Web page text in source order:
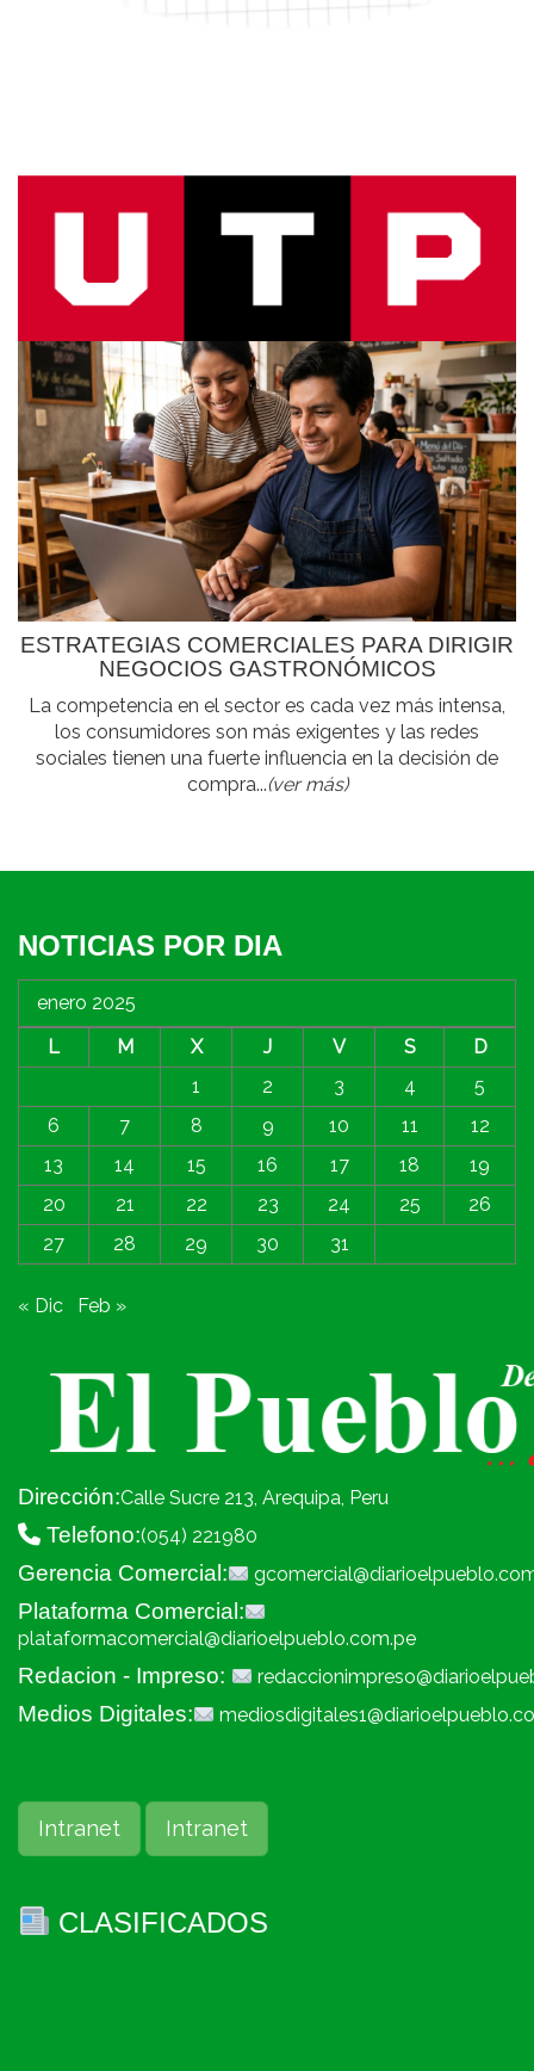
ESTRATEGIAS COMERCIALES PARA DIRIGIR
NEGOCIOS GASTRONÓMICOS
La competencia en el sector es cada vez más intensa,
los consumidores son más exigentes y las redes
sociales tienen una fuerte influencia en la decisión de
compra...(ver más)
NOTICIAS POR DIA
enero 2025
L
M X J V S
D
1
2 3 4
5
6
7 8 9 10 11
12
13
14 15 16 17 18
19
20
21 22 23 24 25
26
27
28 29 30 31
« Dic Feb »
Dirección:Calle Sucre 213, Arequipa, Peru
Telefono:(054) 221980
Gerencia Comercial:
Plataforma Comercial:
plataformacomercial@diarioelpueblo.com.pe
Redacion - Impreso:
Medios Digitales:
Intranet Intranet
CLASIFICADOS